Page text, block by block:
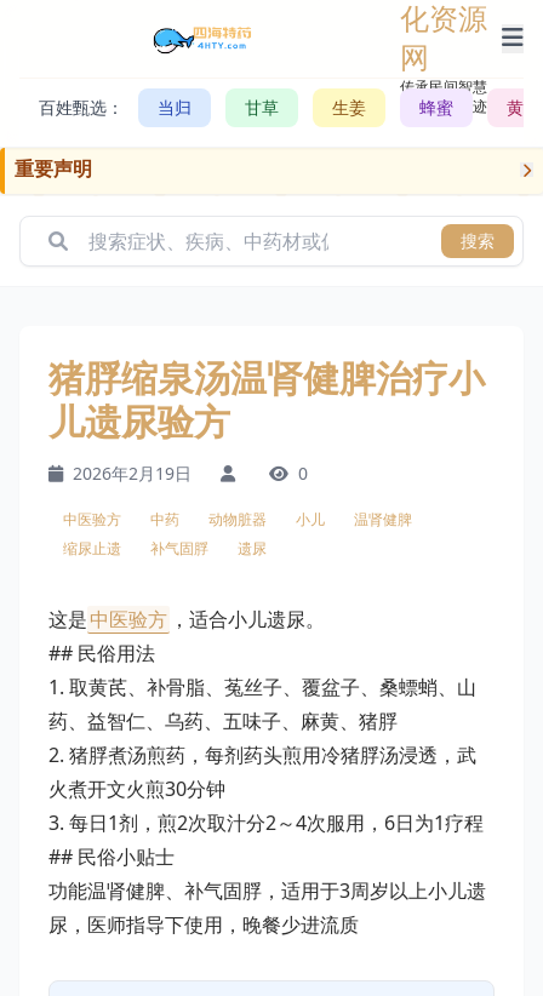
化资源
网
传承民间智慧，
记录历史轨迹
百姓甄选： 当归 甘草 生姜 蜂蜜 黄芪
重要声明
搜索
猪脬缩泉汤温肾健脾治疗小
儿遗尿验方
2026年2月19日 0
中医验方 中药 动物脏器 小儿
温肾健脾
缩尿止遗
补气固脬 遗尿
这是中医验方 ，适合小儿遗尿。
## 民俗用法
1. 取黄芪、补骨脂、菟丝子、覆盆子、桑螵蛸、山
药、益智仁、乌药、五味子、麻黄、猪脬
2. 猪脬煮汤煎药，每剂药头煎用冷猪脬汤浸透，武
火煮开文火煎30分钟
3. 每日1剂，煎2次取汁分2～4次服用，6日为1疗程
## 民俗小贴士
功能温肾健脾、补气固脬，适用于3周岁以上小儿遗
尿，医师指导下使用，晚餐少进流质